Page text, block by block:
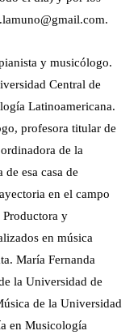
y musicólogo.
Central de
Latinoamericana.
profesora titular de
de la
esa casa de
en el campo
y
en música
María Fernanda
la Universidad de
de la Universidad
en Musicología